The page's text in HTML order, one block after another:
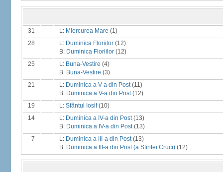
31 L: Miercurea Mare (1)
28
L: Duminica Floriilor (12)
B: Duminica Floriilor (12)
25
L: Buna-Vestire (4)
B: Buna-Vestire (3)
21
L: Duminica a V-a din Post(11)
B: Duminica a V-a din Post(12)
19
L: Sfântul Iosif(10)
14
L: Duminica a IV-a din Post(13)
B: Duminica a IV-a din Post(13)
7
L: Duminica a III-a din Post(13)
B: Duminica a III-a din Post (a Sfintei Cruci) (12)